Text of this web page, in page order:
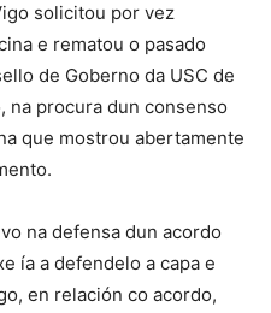
solicitou por vez
e rematou o pasado
de Goberno da USC de
na procura dun consenso
que mostrou abertamente
na defensa dun acordo
ía a defendelo a capa e
en relación co acordo,